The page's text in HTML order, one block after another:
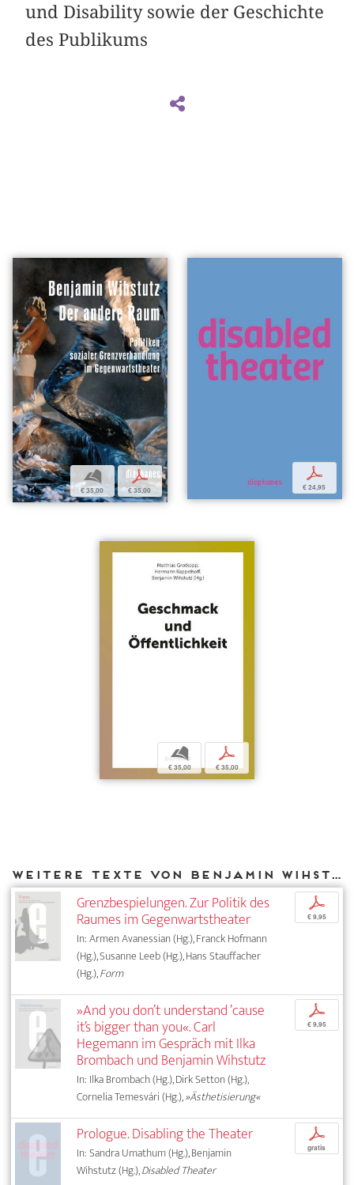
und Disability sowie der Geschichte
des Publikums
b
€ 35,00
p
€ 35,00
p
€ 24,95
b
€ 35,00
p
€ 35,00
Weitere Texte von Benjamin Wihstutz bei DIAPHANES
Grenzbespielungen. Zur Politik des
Raumes im Gegenwartstheater
In: Armen Avanessian (Hg.), Franck Hofmann
(Hg.), Susanne Leeb (Hg.), Hans Stauffacher
(Hg.),Form
p
€ 9,95
»And you don’t understand ’cause
it’s bigger than you«. Carl
Hegemann im Gespräch mit Ilka
Brombach und Benjamin Wihstutz
In: Ilka Brombach (Hg.), Dirk Setton (Hg.),
Cornelia Temesvári (Hg.),»Ästhetisierung«
p
€ 9,95
Prologue. Disabling the Theater
In: Sandra Umathum (Hg.), Benjamin
Wihstutz (Hg.),Disabled Theater
p
gratis